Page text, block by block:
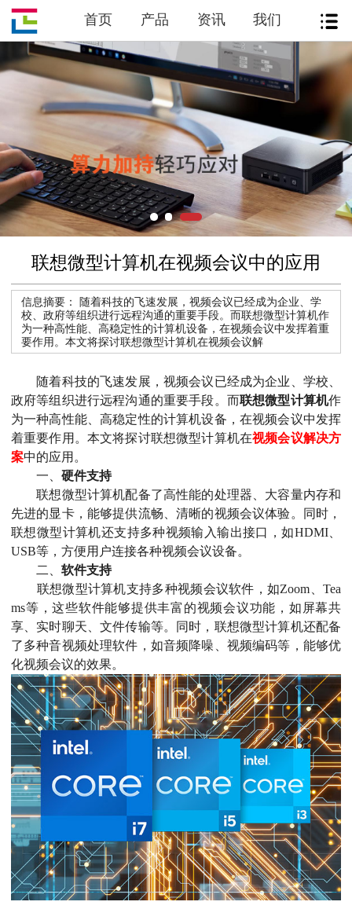
首页 产品 资讯 我们
联想微型计算机在视频会议中的应用
信息摘要： 随着科技的飞速发展，视频会议已经成为企业、学
校、政府等组织进行远程沟通的重要手段。而联想微型计算机作
为一种高性能、高稳定性的计算机设备，在视频会议中发挥着重
要作用。本文将探讨联想微型计算机在视频会议解
随着科技的飞速发展，视频会议已经成为企业、学校、
政府等组织进行远程沟通的重要手段。而联想微型计算机作
为一种高性能、高稳定性的计算机设备，在视频会议中发挥
着重要作用。本文将探讨联想微型计算机在视频会议解决方
案中的应用。
一、 硬件支持
联想微型计算机配备了高性能的处理器、大容量内存和
先进的显卡，能够提供流畅、清晰的视频会议体验。同时，
联想微型计算机还支持多种视频输入输出接口，如HDMI、
USB等，方便用户连接各种视频会议设备。
二、 软件支持
联想微型计算机支持多种视频会议软件，如Zoom、Tea
ms等，这些软件能够提供丰富的视频会议功能，如屏幕共
享、实时聊天、文件传输等。同时，联想微型计算机还配备
了多种音视频处理软件，如音频降噪、视频编码等，能够优
化视频会议的效果。